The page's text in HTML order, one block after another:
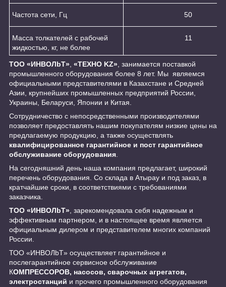
Частота сети, Гц 50
Масса толкателей с рабочей
жидкостью, кг, не более
11
ТОО «ИНBOЛbT» «ТЕХНО KZ» , занимается поставкой
промышленного оборудования более 8 лет. Мы являемся
официальными представителями в Казахстане и Средней
Азии, крупнейших промышленных предприятий России,
Украины, Беларуси, Японии и Китая.
Сотрудничество с непосредственными производителями
позволяет предоставлять нашим покупателям низкие цены на
предлагаемую продукцию, а также осуществлять
квалифицированное гарантийное и пост гарантийное
обслуживание оборудования
На сегодняшний день наша компания предлагает, широкий
перечень оборудования. Со склада в Атырау и под заказ, в
кратчайшие сроки, в соответствиями с требованиями
заказчика.
ТОО «ИНBOЛbT» , зарекомендовала себя надежным и
эффективным партнером, и в настоящее время является
официальным дилером и представителем многих компаний
России.
ТОО «ИНBOЛbT» осуществляет гарантийное и
послегарантийное сервисное обслуживание
КОМПРЕССОРОВ, насосов, сварочных агрегатов,
электростанций и прочего промышленного оборудования